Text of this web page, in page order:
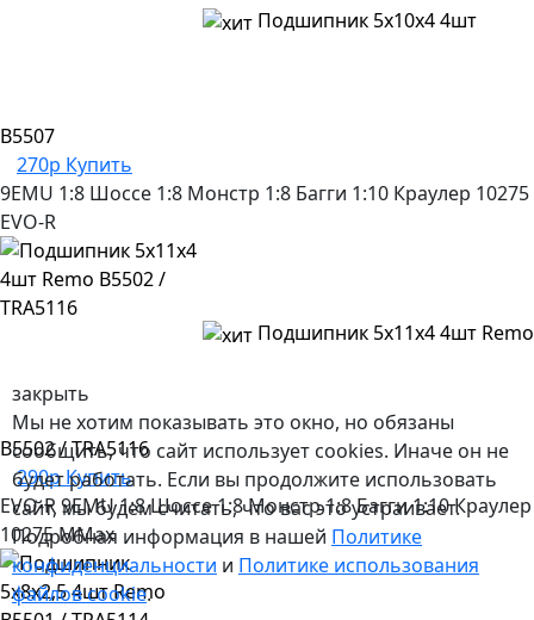
закрыть
Мы не хотим показывать это окно, но обязаны
сообщить, что сайт использует cookies. Иначе он не
будет работать. Если вы продолжите использовать
сайт, мы будем считать, что вас это устраивает.
Подробная информация в нашей Политике
конфиденциальности и Политике использования
файлов сookie.
Подшипник 5х10х4 4шт
B5507
270р Купить
9EMU 1:8 Шоссе 1:8 Монстр 1:8 Багги 1:10 Краулер 10275
EVO-R
Подшипник 5х11х4 4шт Remo
B5502 / TRA5116
290рКупить
EVO-R9EMU1:8 Шоссе1:8 Монстр1:8 Багги1:10 Краулер
10275MMax